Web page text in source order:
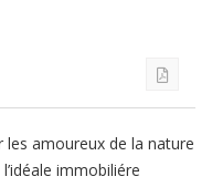
amoureux de la nature
immobiliére